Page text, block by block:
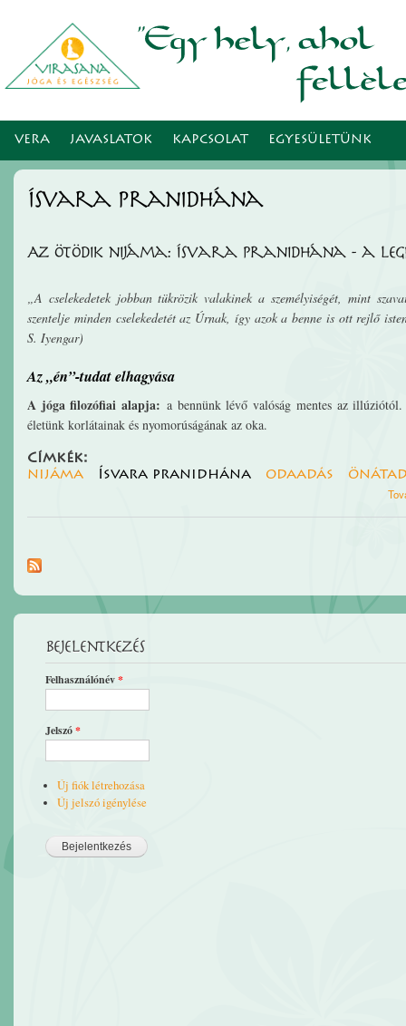
VERA JAVASLATOK KAPCSOLAT EGYESÜLETÜNK
Ísvara pranidhána
Az ötödik nijáma: Ísvara pranidhána - a
A cselekedetek jobban tükrözik valakinek a személyiségét, mint
szentelje minden cselekedetét az Úrnak, így azok a benne is ott rejlő
S. Iyengar)
Az „én”-tudat elhagyása
A jóga filozófiai alapja: a bennünk lévő valóság mentes az
életünk korlátainak és nyomorúságának az oka.
Címkék:
nijáma
Ísvara pranidhána odaadás
Bejelentkezés
Felhasználónév*
Jelszó*
Új fiók létrehozása
Új jelszó igénylése